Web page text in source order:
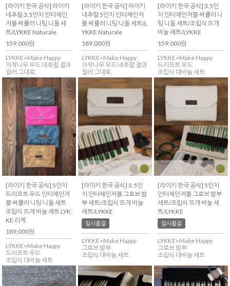
[라이키 한국 공식] 라이키
네추럴 3.5인치 인터체인
저블 써큘러 니팅 니들 세
트/LYKKE Naturale
159,000원
LYKKE=Make Happy
자작나무 우드 네추럴 결과
컬러 그대로.
[라이키 한국 공식] 라이키
네추럴 5인치 인터체인저
블 써큘러 니팅 니들 세트/L
YKKE Naturale
189,000원
LYKKE=Make Happy
자작나무 우드 네추럴 결과
컬러 그대로.
[라이키 한국 공식] 3.5인
치 인터체인저블 써큘러 니
팅 니들 세트/조립식 뜨개
바늘 세트/LYKKE
159,000원
LYKKE=Make Happy
드리프트 우드
조립식 대바늘 세트
[라이키 한국 공식] 5인치
드리프트 우드 인터체인저
블 써큘러 니팅 니들 세트
조립식 뜨개 바늘 세트 LYK
KE 리케
189,000원
LYKKE=Make Happy
드리프트 우드
조립식 대바늘 세트
[라이키 한국 공식] 3.5인
치 인터체인저블 그로브 밤
부 세트/조립식 뜨개 바늘
세트/LYKKE
일시품절
LYKKE=Make Happy
그로브 밤부
조립식 대바늘 세트
[라이키 한국 공식] 5인치
인터체인저블 그로브 밤부
세트/조립식 뜨개 바늘 세
트/LYKKE
일시품절
LYKKE=Make Happy
그로브 밤부
조립식 대바늘 세트